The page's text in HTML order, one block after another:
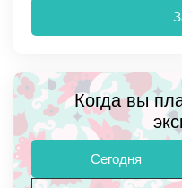
Когда вы
Сегодня